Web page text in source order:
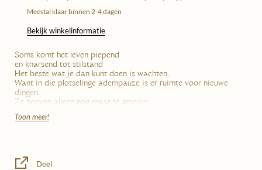
Meestal klaar binnen 2-4 dagen
Bekijk winkelinformatie
Soms komt het leven piepend
en knarsend tot stilstand
Het beste wat je dan kunt doen is wachten.
Want in die plotselinge adempauze is er ruimte voor nieuwe
dingen.
Ze hoeven alleen nog maar te groeien.
Tekst: Katinka Polderman
Categorie: literatuur
Toon meer!
Deel